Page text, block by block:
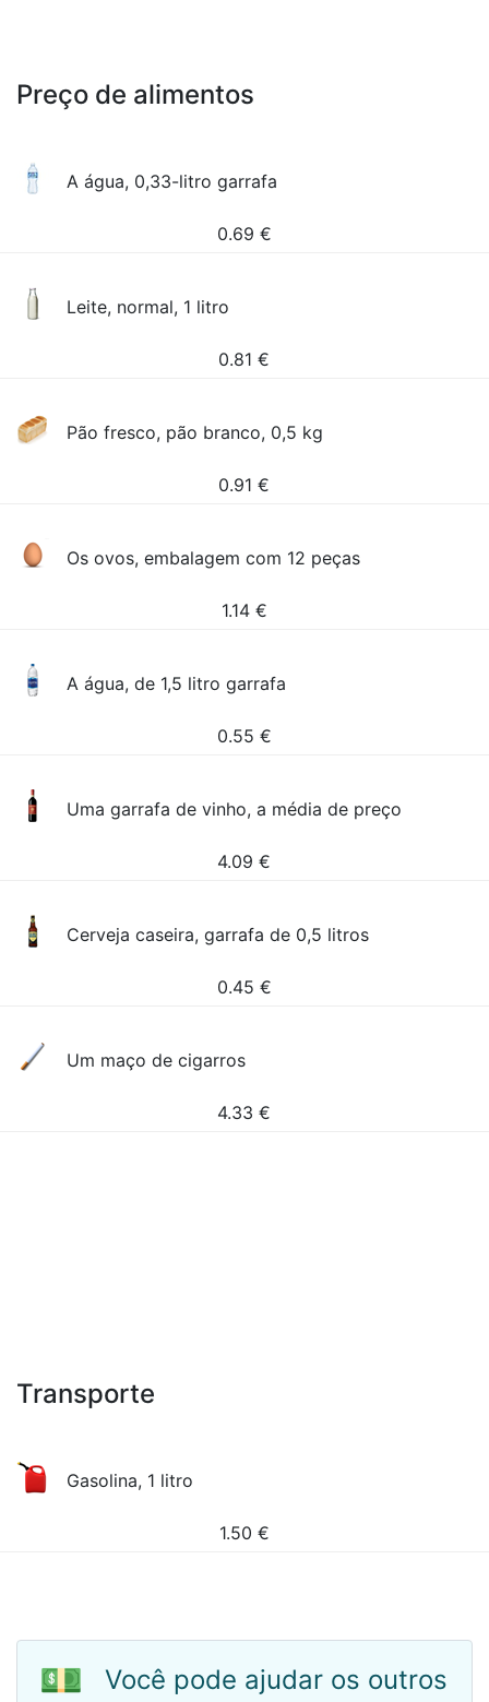
Preço de alimentos
A água, 0,33-litro garrafa
0.69 €
Leite, normal, 1 litro
0.81 €
Pão fresco, pão branco, 0,5 kg
0.91 €
Os ovos, embalagem com 12 peças
1.14 €
A água, de 1,5 litro garrafa
0.55 €
Uma garrafa de vinho, a média de preço
4.09 €
Cerveja caseira, garrafa de 0,5 litros
0.45 €
Um maço de cigarros
4.33 €
Transporte
Gasolina, 1 litro
1.50 €
💵
Você pode ajudar os outros